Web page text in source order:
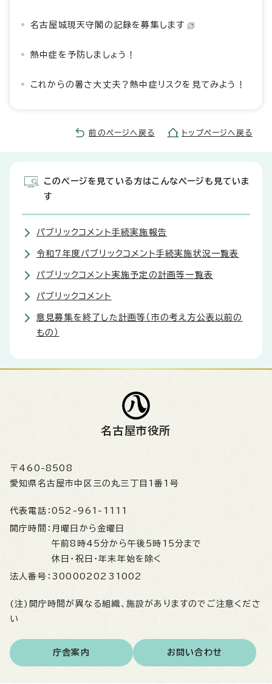
名古屋城現天守閣の記録を募集します
熱中症を予防しましょう！
これからの暑さ大丈夫？熱中症リスクを見てみよう！
前のページへ戻る トップページへ戻る
このページを見ている方はこんなページも見ていま
す
パブリックコメント手続実施報告
令和7年度パブリックコメント手続実施状況一覧表
パブリックコメント実施予定の計画等一覧表
パブリックコメント
意見募集を終了した計画等（市の考え方公表以前の
もの）
名古屋市役所
〒460-8508
愛知県名古屋市中区三の丸三丁目1番1号
代表電話： 052-961-1111
開庁時間： 月曜日から金曜日
午前8時45分から午後5時15分まで
休日・祝日・年末年始を除く
法人番号： 3000020231002
(注)開庁時間が異なる組織、施設がありますのでご注意くださ
い
庁舎案内 お問い合わせ